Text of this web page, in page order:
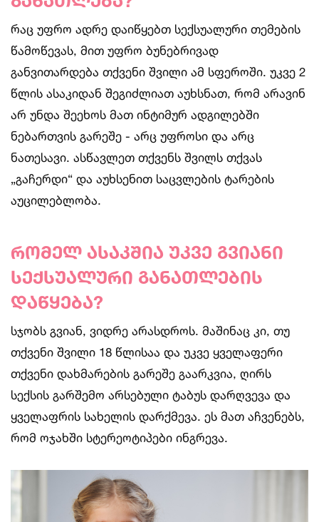
რაც უფრო ადრე დაიწყებთ სექსუალური თემების
წამოწევას, მით უფრო ბუნებრივად
განვითარდება თქვენი შვილი ამ სფეროში. უკვე 2
წლის ასაკიდან შეგიძლიათ აუხსნათ, რომ არავინ
არ უნდა შეეხოს მათ ინტიმურ ადგილებში
ნებართვის გარეშე - არც უფროსი და არც
ნათესავი. ასწავლეთ თქვენს შვილს თქვას
„გაჩერდი“ და აუხსენით საცვლების ტარების
აუცილებლობა.
რომელ ასაკშია უკვე გვიანი
სექსუალური განათლების
დაწყება?
სჯობს გვიან, ვიდრე არასდროს. მაშინაც კი, თუ
თქვენი შვილი 18 წლისაა და უკვე ყველაფერი
თქვენი დახმარების გარეშე გაარკვია, ღირს
სექსის გარშემო არსებული ტაბუს დარღვევა და
ყველაფრის სახელის დარქმევა. ეს მათ აჩვენებს,
რომ ოჯახში სტერეოტიპები ინგრევა.